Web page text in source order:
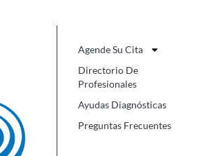
Agende Su Cita
Directorio De
Profesionales
Ayudas Diagnósticas
Preguntas Frecuentes